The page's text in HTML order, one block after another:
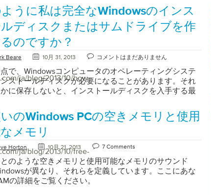
へ]をクリックしてプロセスを開始します。 新規転送か
送かを確認するメッセージが表示されますので、[ 新しい
始 ]オプションを選択します。 「Windows Easy
」 使用しているコンピュータを選択します。 「転送元
ュータを選択する」 プログラムは、ケーブルを持って
うか、または他の手段を使用するかどうかを尋ねま
ブルを使用している場合はそのままチュートリアルを
とができますが、他の方法を使用している場合は、好
でチュートリアルを続ける場所までスクロールしてく
。 簡単転送ケーブルを使用する 「簡単転送ケーブル」 ケ
に見えます。ケーブルは米国内で約20米ドル（現地価
る場合があります）で、電子機器店またはオンライン
きます。注：通常のUSBケーブルは動作しません。 “転
するためのオプション” 簡易転送ケーブルを使用してデ
送する方法のステップ11〜19があります。 最初のオプシ
い、簡単転送ケーブルがあります」を選択します。 簡
ーブルを2台のPCのUSBポートに差し込みます。ドライ
ストールされている間、少し時間を与えてください。
像しておいたように、このスペースは、キャッシュを追
、プログラムに直接使用することができます。この数
想よりも小さい場合は心配しないでください。プログラ
行するために実際に使用できるメモリのすべてではあり
利用可能です。これはあなたが探している番号です。
ロになると、あなたのシステムは非常に不幸になりま
詳しく調べると、この数値はキャッシュメモリと空き
足したもの（わずかにマイナス）に等しいことがわか
これは、キャッシュされたメモリのすべてを即座にダ
たは解放）できるわけではないためです。それは実際
ジファイル。 Windowsは実際にあなたのハードディスク
い、あなたのメモリをより良く管理します。アクティ
テムがより高速な物理メモリを使用できるように、こ
ぐには必要のないアイテムを配置します。プログラム
は使用しない場合でもコミットされたメモリの大きな
を要求することが多いため、これは心配するものでは
ん。 “Widows 8タスクマネージャにはシステムメモリ
同様の情報があります” これらの数字のそれぞれが何を
成する人になります。あなたが逃したものがあるかどう
れを確認してください。マザーボードメーカーは、コ
ータドライバの大部分を持っているため、最も重要で
なたのマシンでDriver Reviverを実行してください。この
ールは、Windows Updateが見逃しているドライバを拾
でき、個別にチェックする方法がわからなくても適切
イバを入手できるようにします。さらに、コンピュータ
ンして、古いドライバと誤ったドライバを削除するの
ます。これは、新しいものがインストールされていな
じくらい問題になる可能性があります。 あなたのシス
。 ハードウェアの障害が不安定になっているかどうか
します。 故障しているハードドライブは
エラーを引き起こす可能性があります。ドライ
があるかどうかを確認するために、すべての主要なハ
イブメーカーからツールをダウンロードできます。
のSeatoolsとWestern Digitalのドライブユーティリティ
一般的なものの2 つで 、あらゆるブランドのドライブ
ます。 Memtestを使用してメモリをチェックしてくだ
、Internet Explorerが完全にシャットダウンされているこ
します。これを行うには、開いているIEウィンドウを
閉じます。次に、 Shift + Ctrl + Escボタンを同時に押して
マネージャを開きます。 タスクマネージャウィンドウが
、実行中のすべての “iexplorer.exe”タスクを探します。
タスクを強調表示し、タスクの終了ボタンを押しま
タスクマネージャーは、アクティブなすべてのプログラ
します」 すべてのInternet Explorerプロセスを停止した
はインターネットプロパティを開く必要があります 。 [
]メニューを開き、[ コントロールパネル ]をクリックし
クします。次に、[ インターネットオプション ]をクリッ
。 “インターネットのプロパティは、多くのインターネ
のオプションを提供します” 次に、右上の[ 詳細設定 ]タ
ます。 [ 詳細設定 ]タブをクリックして選択します。 [
]タブのウィンドウを下にスキャンして、あなたは、
Explorerの設定をリセットするために、プロンプトの下
トというボタンが表示されます。 [ リセット ]ボタンを
します。 「Internet Explorerの設定をリセットする」
初に開いたときの状態にリセットします（不要なプログ
べて含まれない場合もあります） – ほとんどの新しい
属しているクラップウェア）。一部の人は、PCを定期的
ットして、チップトップの形で稼働させ続けることを選
。通常、この手順は、従来の方法では容易に修復でき
が発生したときに実行されます。 最近のコンピュータ
出荷時の方法は、実行しているWindowsのバージョンと
造元によって異なります。 重要：データのバックアップ
ータを工場出荷時の状態にリセットする方法を学習す
重要なファイルをバックアップすることをお勧めしま
ディスクからバックアップユーティリティをインスト
必要があります。 Windows XPでデータをバックアップ
： Windows XPディスクをCDドライブに挿入する CD
\ ValueAdd \ Msft \ Ntbackupに移動します（Xはドライ
す） Ntbackup.msiをクリックし、指示に従ってウィザ
行しますユーティリティをインストールしたら、[スタ
タンをクリックし、[実行]をクリックします
を入力してEnterキーを押す画面の指示に従って、
ja/blog/2013/10/how-
うに私は完全なWindowsのインス
ルディスクまたはサムドライブを作
のですか？
Beare 10月 31, 2013 コメントはまだありません
で、Windowsコンピュータのオペレーティングシステ
ストールディスクが必要になることがあります。それ
に保存しないと、インストールディスクを入手する最
売業者（または電子テイラー）から直接ディスクを注文
です。 （s）をあなたに伝えます。しかし、これはあな
で作ることができないという意味ではありません。
イル（ISOファイルは、DVDまたはCDでソフトウェアの
なバージョンを作成するために、国際的に認められて
トウェアの完全なイメージまたはパッケージです）を
ードし、ディスクを作成するだけですCDまたは親指で
イブしてください。 あなたが必要とするものコンピュ
ja/blog/2013/10/free-
のWindows PCの空きメモリと使用
メモリ
Horton 10月 21, 2013 7 Comments
のような空きメモリと使用可能なメモリのサウンド
が異なり、それらを定義しています。ここにあな
の詳細をご覧ください。